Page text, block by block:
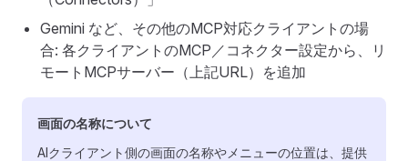
Gemini など、その他のMCP対応クライアントの場
合: 各クライアントのMCP／コネクター設定から、リ
モートMCPサーバー（上記URL）を追加
画面の名称について
AIクライアント側の画面の名称やメニューの位置は、提供